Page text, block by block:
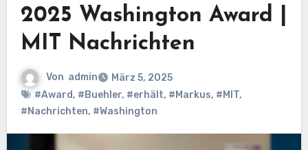
2025 Washington Award |
MIT Nachrichten
Von admin
März 5, 2025
#Award, #Buehler, #erhält, #Markus, #MIT,
#Nachrichten, #Washington